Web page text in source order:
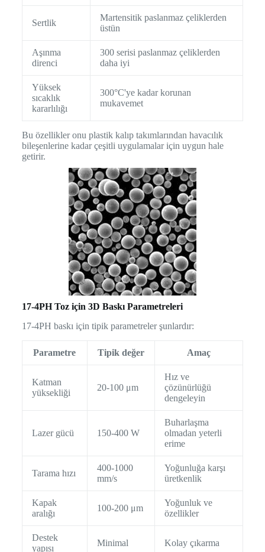
Sertlik
Martensitik paslanmaz çeliklerden
üstün
Aşınma
direnci
300 serisi paslanmaz çeliklerden
daha iyi
Yüksek
sıcaklık
kararlılığı
300°C'ye kadar korunan
mukavemet
Bu özellikler onu plastik kalıp takımlarından havacılık
bileşenlerine kadar çeşitli uygulamalar için uygun hale
getirir.
17-4PH Toz için 3D Baskı Parametreleri
17-4PH baskı için tipik parametreler şunlardır:
Parametre Tipik değer Amaç
Katman
yüksekliği
20-100 μm
Hız ve
çözünürlüğü
dengeleyin
Lazer gücü 150-400 W
Buharlaşma
olmadan yeterli
erime
Tarama hızı
400-1000
mm/s
Yoğunluğa karşı
üretkenlik
Kapak
aralığı
100-200 μm
Yoğunluk ve
özellikler
Destek
yapısı
Minimal Kolay çıkarma